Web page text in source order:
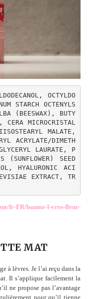
OCTYLDO
STARCH OCTENYLS
(BEESWAX), BUTY
MICROCRISTAL
MALATE,
ACRYLATE/DIMETH
LAURATE, P
(SUNFLOWER) SEED
HYALURONIC ACI
EXTRACT, TR
fr-FR/baume-l-vres-fleur-
MAT
à lèvres. Je l’ai reçu dans la
Il s’applique facilement la
ne propose pas l’avantage
pour qu’il tienne